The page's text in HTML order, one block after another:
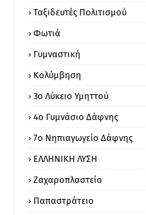
Ταξιδευτές Πολιτισμού
Φωτιά
Γυμναστική
Κολύμβηση
3ο Λύκειο Υμηττού
4ο Γυμνάσιο Δάφνης
7ο Νηπιαγωγείο Δάφνης
ΕΛΛΗΝΙΚΗ ΛΥΣΗ
Ζαχαροπλαστείο
Παπαστράτειο